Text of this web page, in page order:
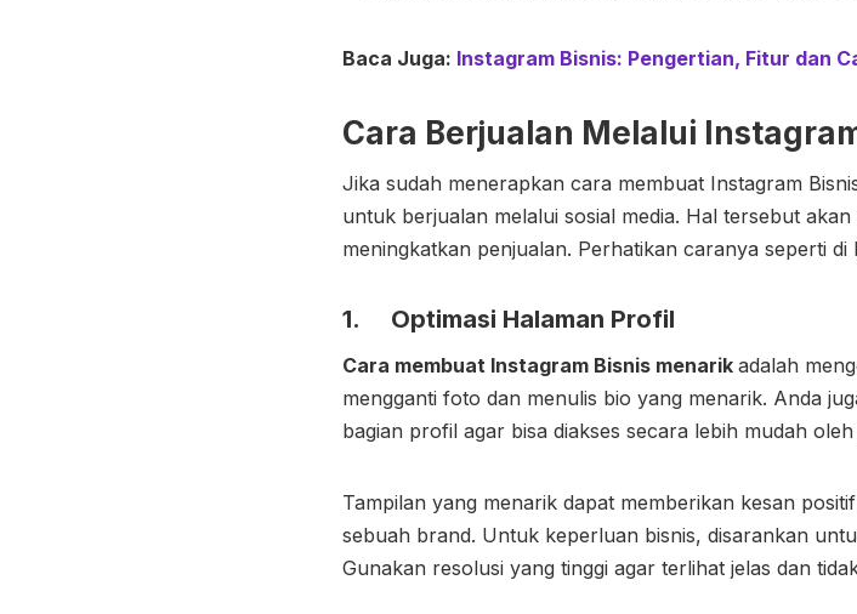
Baca Juga: Instagram Bisnis: Pengertian, Fitur dan
Cara Berjualan Melalui
Jika sudah menerapkan cara membuat Instagram
untuk berjualan melalui sosial media. Hal tersebut
meningkatkan penjualan. Perhatikan caranya seperti di
1. Optimasi Halaman Profil
Cara membuat Instagram Bisnis menarik adalah
mengganti foto dan menulis bio yang menarik. Anda
bagian profil agar bisa diakses secara lebih mudah
Tampilan yang menarik dapat memberikan kesan
sebuah brand. Untuk keperluan bisnis, disarankan
Gunakan resolusi yang tinggi agar terlihat jelas dan